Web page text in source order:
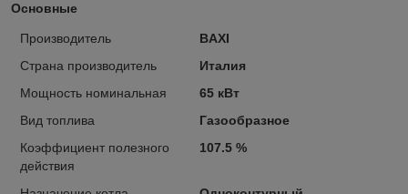
Основные
Производитель
BAXI
Страна производитель
Италия
Мощность номинальная
65 кВт
Вид топлива
Газообразное
Коэффициент полезного
действия
107.5 %